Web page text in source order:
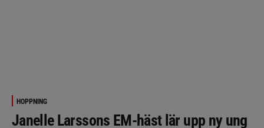
HOPPNING
Janelle Larssons EM-häst lär upp ny ung